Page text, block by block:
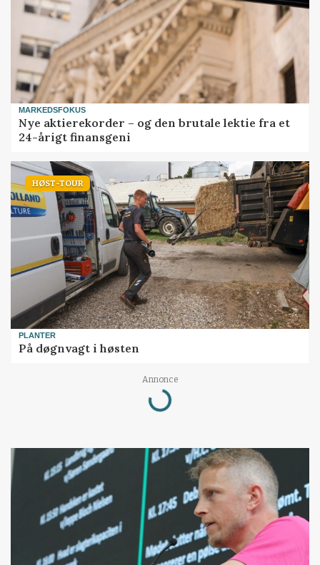
MARKEDSFOKUS
Nye aktierekorder – og den brutale lektie fra et
24-årigt finansgeni
HØST-TOUR
PLANTER
På døgnvagt i høsten
Annonce
Loading...